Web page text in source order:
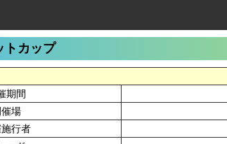
トカップ
期間
催場
行者